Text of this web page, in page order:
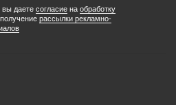
вы даете согласие на обработку
рассылки рекламно-